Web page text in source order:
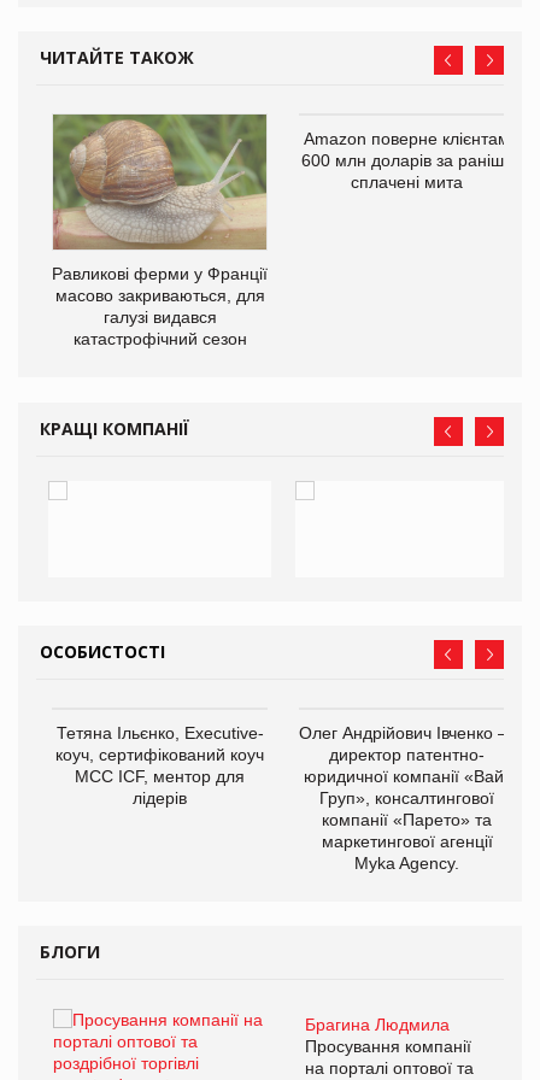
ЧИТАЙТЕ ТАКОЖ
Равликові ферми у Франції
масово закриваються, для
галузі видався
катастрофічний сезон
Amazon поверне клієнтам
600 млн доларів за раніше
сплачені мита
КРАЩІ КОМПАНІЇ
ОСОБИСТОСТІ
Тетяна Ільєнко, Executive-
коуч, сертифікований коуч
МСС ICF, ментор для
лідерів
Олег Андрійович Івченко —
директор патентно-
юридичної компанії «Вайз
Груп», консалтингової
компанії «Парето» та
маркетингової агенції
Myka Agency.
БЛОГИ
Брагина Людмила
Просування компанії
на порталі оптової та